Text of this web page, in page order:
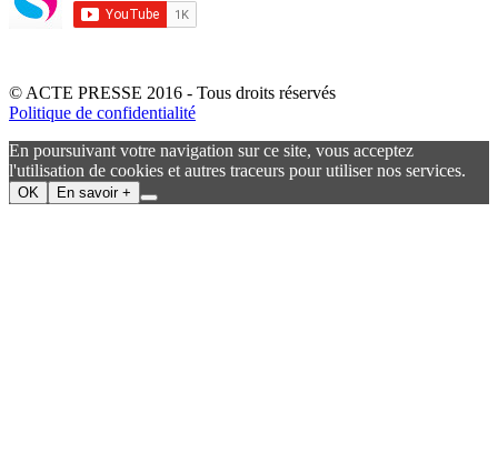
© ACTE PRESSE 2016 - Tous droits réservés
Politique de confidentialité
En poursuivant votre navigation sur ce site, vous acceptez
l'utilisation de cookies et autres traceurs pour utiliser nos services.
OK En savoir +